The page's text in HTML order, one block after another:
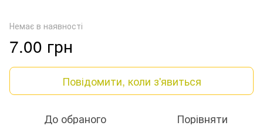
Немає в наявності
7.00 грн
Повідомити, коли з'явиться
До обраного Порівняти